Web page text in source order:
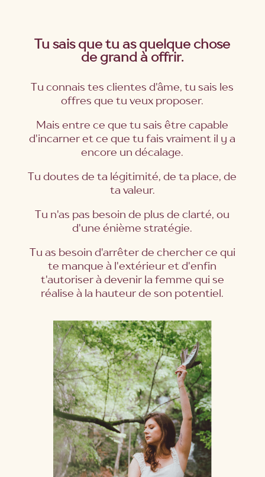
Tu sais que tu as quelque chose
de grand à offrir.
Tu connais tes clientes d'âme, tu sais les
offres que tu veux proposer.
Mais entre ce que tu sais être capable
d'incarner et ce que tu fais vraiment il y a
encore un décalage.
Tu doutes de ta légitimité, de ta place, de
ta valeur.
Tu n'as pas besoin de plus de clarté, ou
d'une énième stratégie.
Tu as besoin d'arrêter de chercher ce qui
te manque à l'extérieur et d'enfin
t'autoriser à devenir la femme qui se
réalise à la hauteur de son potentiel.